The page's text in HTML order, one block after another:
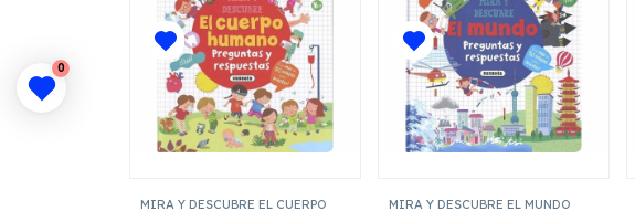
MIRA Y DESCUBRE EL CUERPO
MIRA Y DESCUBRE EL MUNDO
0